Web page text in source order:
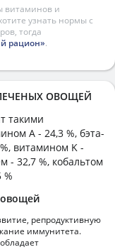
витаминов и
узнать нормы с
тогда
рацион».
ОВОЩЕЙ
такими
А - 24,3 %, бэта-
витамином K -
- 32,7 %, кобальтом
%
репродуктивную
иммунитета.